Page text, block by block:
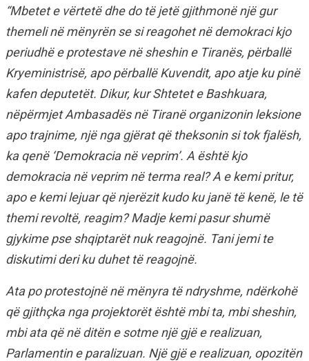
“Mbetet e vërtetë dhe do të jetë gjithmonë një gur
themeli në mënyrën se si reagohet në demokraci kjo
periudhë e protestave në sheshin e Tiranës, përballë
Kryeministrisë, apo përballë Kuvendit, apo atje ku pinë
kafen deputetët. Dikur, kur Shtetet e Bashkuara,
nëpërmjet Ambasadës në Tiranë organizonin leksione
apo trajnime, një nga gjërat që theksonin si tok fjalësh,
ka qenë ‘Demokracia në veprim’. A është kjo
demokracia në veprim në terma real? A e kemi pritur,
apo e kemi lejuar që njerëzit kudo ku janë të kenë, le të
themi revoltë, reagim? Madje kemi pasur shumë
gjykime pse shqiptarët nuk reagojnë. Tani jemi te
diskutimi deri ku duhet të reagojnë.
Ata po protestojnë në mënyra të ndryshme, ndërkohë
që gjithçka nga projektorët është mbi ta, mbi sheshin,
mbi ata që në ditën e sotme një gjë e realizuan,
Parlamentin e paralizuan. Një gjë e realizuan, opozitën